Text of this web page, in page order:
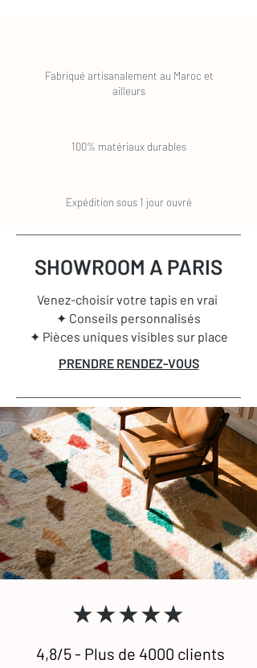
Fabriqué artisanalement au Maroc et
ailleurs
100% matériaux durables
Expédition sous 1 jour ouvré
SHOWROOM A PARIS
Venez-choisir votre tapis en vrai
✦ Conseils personnalisés
✦ Pièces uniques visibles sur place
PRENDRE RENDEZ-VOUS
★★★★★
4,8/5 - Plus de 4000 clients